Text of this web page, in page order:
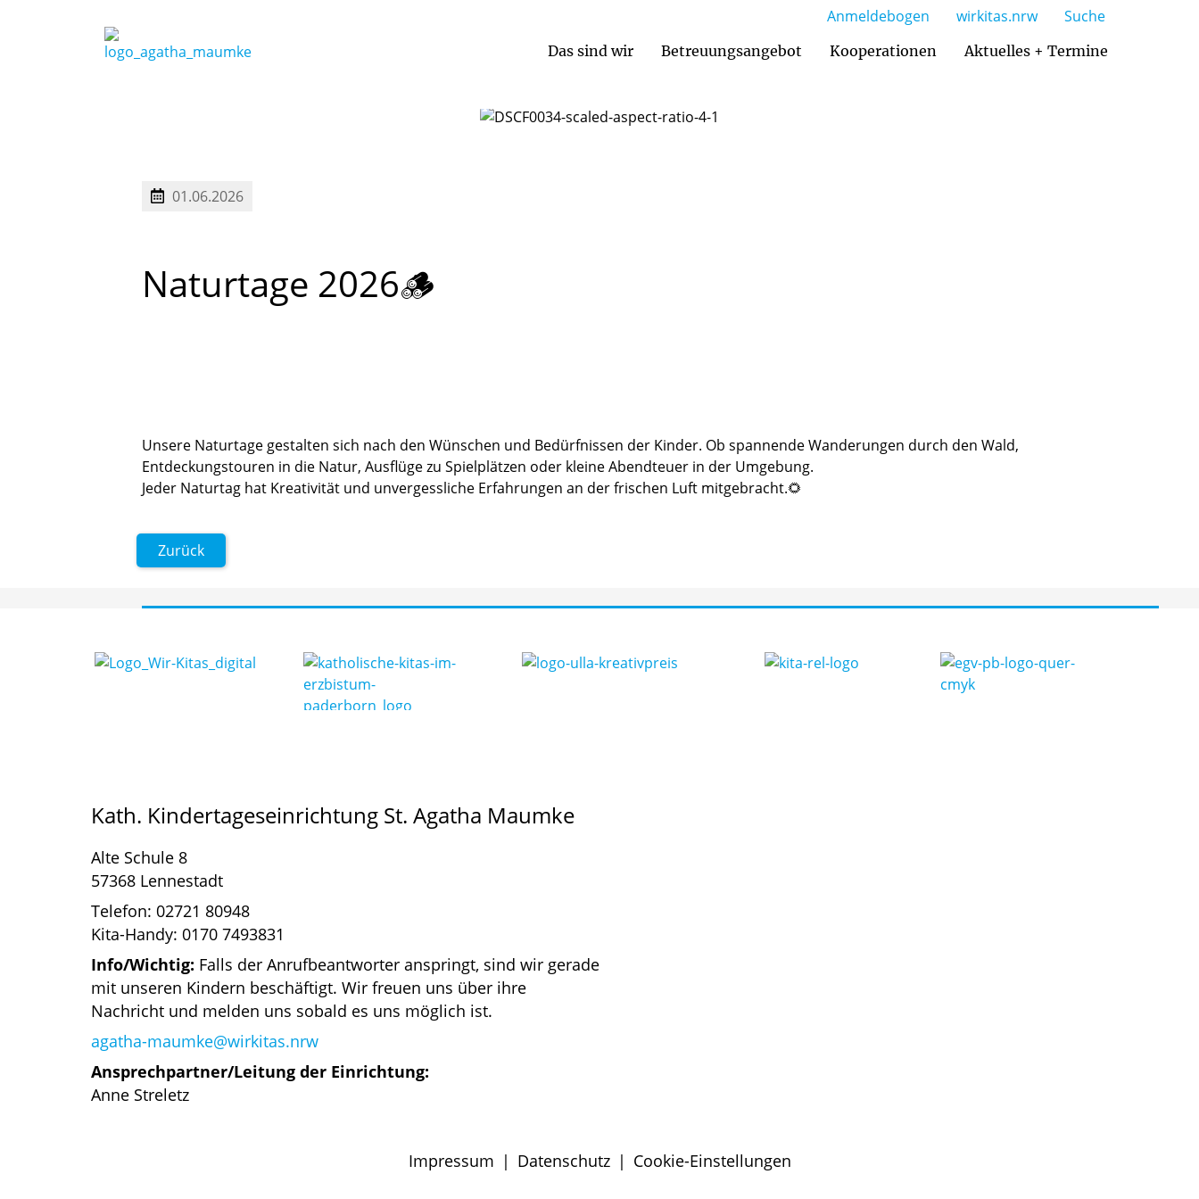
Das sind wir Betreuungsangebot Kooperationen Aktuelles + Termine
Anmeldebogen wirkitas.nrw Suche
01.06.2026
Naturtage 2026🪵
Digital Camera
$CoMmEntu
$CoMmEntu
Unsere Naturtage gestalten sich nach den Wünschen und Bedürfnissen der Kinder. Ob spannende Wanderungen durch den Wald,
Entdeckungstouren in die Natur, Ausflüge zu Spielplätzen oder kleine Abendteuer in der Umgebung.
Jeder Naturtag hat Kreativität und unvergessliche Erfahrungen an der frischen Luft mitgebracht.🌻
Zurück
Kath. Kindertageseinrichtung St. Agatha Maumke
Alte Schule 8
57368 Lennestadt
Telefon: 02721 80948
Kita-Handy: 0170 7493831
Info/Wichtig: Falls der Anrufbeantworter anspringt, sind wir gerade
mit unseren Kindern beschäftigt. Wir freuen uns über ihre
Nachricht und melden uns sobald es uns möglich ist.
agatha-maumke@wirkitas.nrw
Ansprechpartner/Leitung der Einrichtung:
Anne Streletz
Impressum | Datenschutz | Cookie-Einstellungen